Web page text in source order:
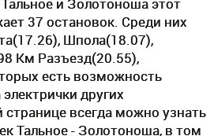
37 остановок. Среди них
Шпола(18.07),
Км Разъезд(20.55),
есть возможность
других
странице всегда можно узнать
Тальное - Золотоноша, в том